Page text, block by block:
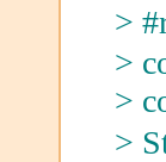
>
>
>
>